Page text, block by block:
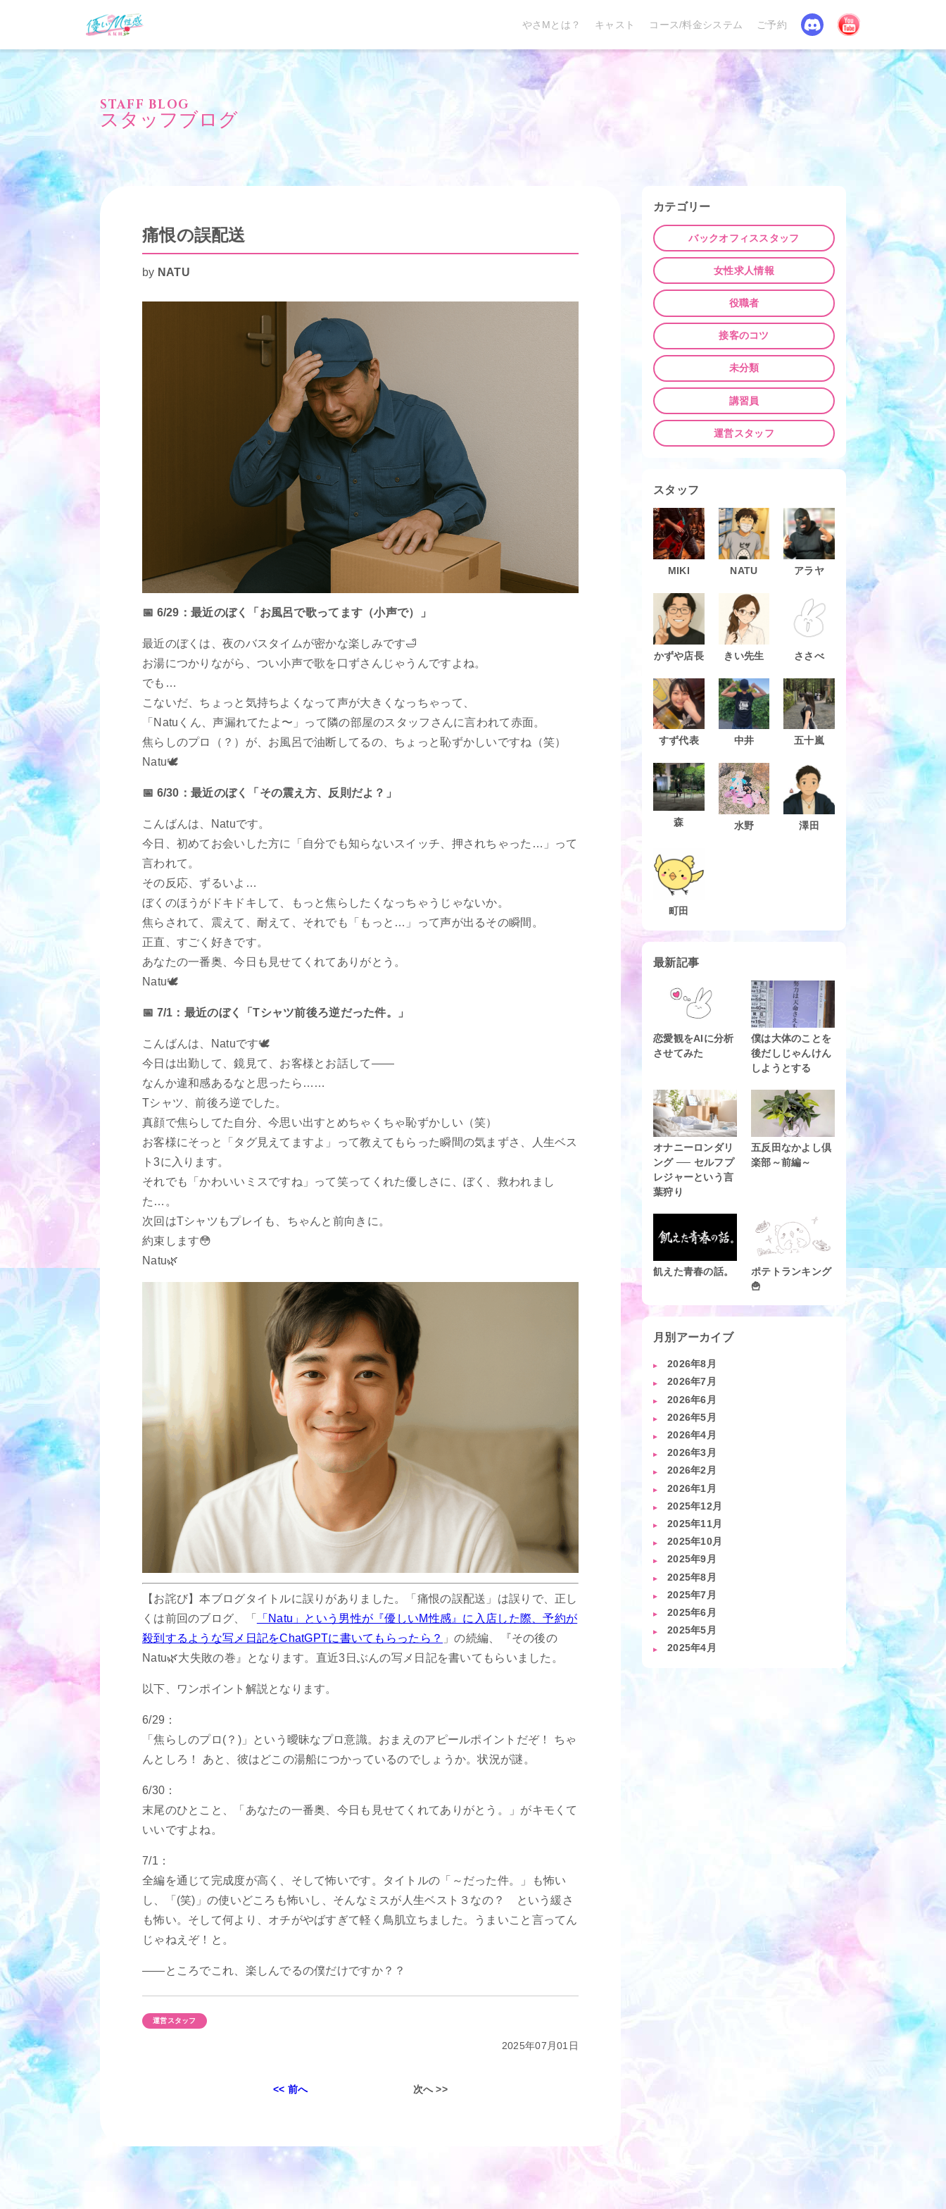
やさMとは？ キャスト コース/料金システム ご予約 Discord
STAFF BLOG
スタッフブログ
痛恨の誤配送
by NATU
📅 6/29：最近のぼく「お風呂で歌ってます（小声で）」
最近のぼくは、夜のバスタイムが密かな楽しみです🛁
お湯につかりながら、つい小声で歌を口ずさんじゃうんですよね。
でも…
こないだ、ちょっと気持ちよくなって声が大きくなっちゃって、
「Natuくん、声漏れてたよ〜」って隣の部屋のスタッフさんに言われて赤面。
焦らしのプロ（？）が、お風呂で油断してるの、ちょっと恥ずかしいですね（笑）
Natu🕊️
📅 6/30：最近のぼく「その震え方、反則だよ？」
こんばんは、Natuです。
今日、初めてお会いした方に「自分でも知らないスイッチ、押されちゃった…」って
言われて。
その反応、ずるいよ…
ぼくのほうがドキドキして、もっと焦らしたくなっちゃうじゃないか。
焦らされて、震えて、耐えて、それでも「もっと…」って声が出るその瞬間。
正直、すごく好きです。
あなたの一番奥、今日も見せてくれてありがとう。
Natu🕊️
📅 7/1：最近のぼく「Tシャツ前後ろ逆だった件。」
こんばんは、Natuです🕊️
今日は出勤して、鏡見て、お客様とお話して――
なんか違和感あるなと思ったら……
Tシャツ、前後ろ逆でした。
真顔で焦らしてた自分、今思い出すとめちゃくちゃ恥ずかしい（笑）
お客様にそっと「タグ見えてますよ」って教えてもらった瞬間の気まずさ、人生ベス
ト3に入ります。
それでも「かわいいミスですね」って笑ってくれた優しさに、ぼく、救われまし
た…。
次回はTシャツもプレイも、ちゃんと前向きに。
約束します😳
Natu🌿
【お詫び】本ブログタイトルに誤りがありました。「痛恨の誤配送」は誤りで、正し
くは前回のブログ、「
「Natu」という男性が『優しいM性感』に入店した際、予約が
殺到するような写メ日記をChatGPTに書いてもらったら？ 」の続編、『その後の
Natu🌿大失敗の巻』となります。直近3日ぶんの写メ日記を書いてもらいました。
以下、ワンポイント解説となります。
6/29：
「焦らしのプロ(？)」という曖昧なプロ意識。おまえのアピールポイントだぞ！ ちゃ
んとしろ！ あと、彼はどこの湯船につかっているのでしょうか。状況が謎。
6/30：
末尾のひとこと、「あなたの一番奥、今日も見せてくれてありがとう。」がキモくて
いいですよね。
7/1：
全編を通じて完成度が高く、そして怖いです。タイトルの「～だった件。」も怖い
し、「(笑)」の使いどころも怖いし、そんなミスが人生ベスト３なの？ という緩さ
も怖い。そして何より、オチがやばすぎて軽く鳥肌立ちました。うまいこと言ってん
じゃねえぞ！と。
――ところでこれ、楽しんでるの僕だけですか？？
運営スタッフ
2025年07月01日
投
<< 前へ 次へ >>
カテゴリー
バックオフィススタッフ
女性求人情報
役職者
接客のコツ
未分類
講習員
運営スタッフ
スタッフ
MIKI NATU アラヤ
かずや店長 きい先生 ささべ
すず代表 中井 五十嵐
森 水野 澤田
町田
最新記事
恋愛観をAIに分析
させてみた
僕は大体のことを
後だしじゃんけん
しようとする
オナニーロンダリ
ング ── セルフプ
レジャーという言
葉狩り
五反田なかよし倶
楽部～前編～
飢えた青春の話。
ポテトランキング
🍟
月別アーカイブ
2026年8月
2026年7月
2026年6月
2026年5月
2026年4月
2026年3月
2026年2月
2026年1月
2025年12月
2025年11月
2025年10月
2025年9月
2025年8月
2025年7月
2025年6月
2025年5月
2025年4月